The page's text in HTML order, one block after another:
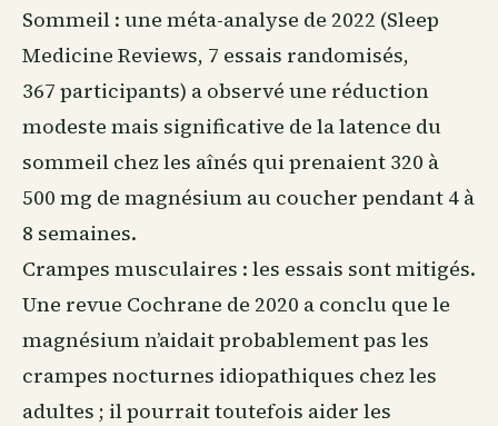
Sommeil : une méta-analyse de 2022 (Sleep
Medicine Reviews, 7 essais randomisés,
367 participants) a observé une réduction
modeste mais significative de la latence du
sommeil chez les aînés qui prenaient 320 à
500 mg de magnésium au coucher pendant 4 à
8 semaines.
Crampes musculaires : les essais sont mitigés.
Une revue Cochrane de 2020 a conclu que le
magnésium n’aidait probablement pas les
crampes nocturnes idiopathiques chez les
adultes ; il pourrait toutefois aider les